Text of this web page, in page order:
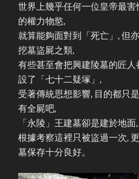
世界上幾乎任何一位皇帝最
的權力物慾,
就算能夠面對到「死亡」, 但
挖墓盜屍之類,
有些甚至會把興建陵墓的匠
設了「七十二疑塚」,
受著傳統思想影響, 目的都只
有全屍吧,
「永陵」王建墓卻是建於地
根據考察這裡只被盜過一次,
墓保存十分良好。